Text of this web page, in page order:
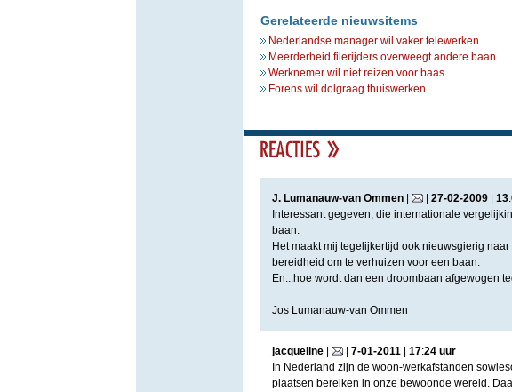
Gerelateerde nieuwsitems
Nederlandse manager wil vaker telewerken
Meerderheid filerijders overweegt andere baan.
Werknemer wil niet reizen voor baas
Forens wil dolgraag thuiswerken
J. Lumanauw-van Ommen| | 27-02-2009| 13:
Interessant gegeven, die internationale
baan.
Het maakt mij tegelijkertijd ook nieuwsgierig
bereidheid om te verhuizen voor een baan.
En...hoe wordt dan een droombaan afgewogen
Jos Lumanauw-van Ommen
jacqueline| | 7-01-2011| 17:24 uur
In Nederland zijn de woon-werkafstanden
plaatsen bereiken in onze bewoonde wereld.